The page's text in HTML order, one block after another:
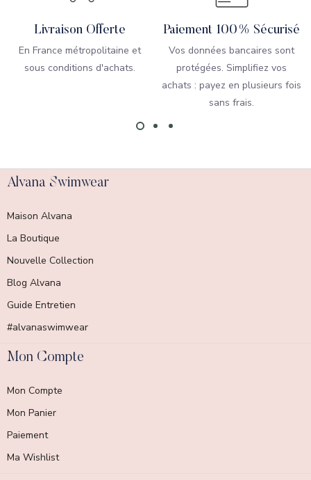
Livraison Offerte
En France métropolitaine et
sous conditions d'achats.
Paiement 100% Sécurisé
Vos données bancaires sont
protégées. Simplifiez vos
achats : payez en plusieurs fois
sans frais.
Alvana Swimwear
Maison Alvana
La Boutique
Nouvelle Collection
Blog Alvana
Guide Entretien
#alvanaswimwear
Mon Compte
Mon Compte
Mon Panier
Paiement
Ma Wishlist